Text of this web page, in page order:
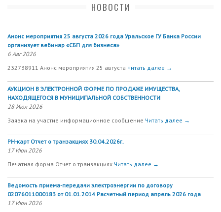
НОВОСТИ
Анонс мероприятия 25 августа 2026 года Уральское ГУ Банка России
организует вебинар «СБП для бизнеса»
6 Авг 2026
232738911 Анонс мероприятия 25 августа Читать далее →
АУКЦИОН В ЭЛЕКТРОННОЙ ФОРМЕ ПО ПРОДАЖЕ ИМУЩЕСТВА,
НАХОДЯЩЕГОСЯ В МУНИЦИПАЛЬНОЙ СОБСТВЕННОСТИ
28 Июл 2026
Заявка на участие информационное сообщение Читать далее →
РН-карт Отчет о транзакциях 30.04.2026г.
17 Июн 2026
Печатная форма Отчет о транзакциях Читать далее →
Ведомость приема-передачи электроэнергии по договору
02076011000183 от 01.01.2014 Расчетный период апрель 2026 года
17 Июн 2026